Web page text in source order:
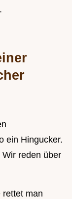
ein Hingucker.
reden über
rettet man